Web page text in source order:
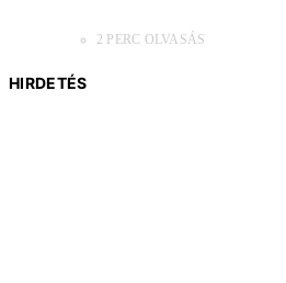
2 PERC OLVASÁS
HIRDETÉS